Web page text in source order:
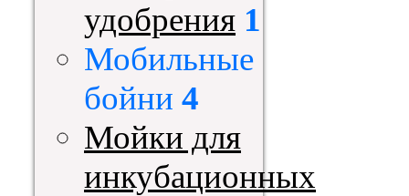
удобрения 1
Мобильные
бойни 4
Мойки для
инкубационных